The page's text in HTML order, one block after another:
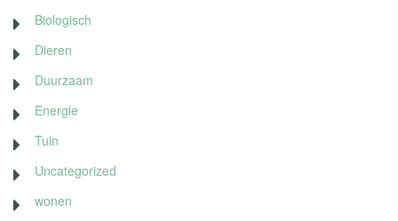
Biologisch
Dieren
Duurzaam
Energie
Tuin
Uncategorized
wonen